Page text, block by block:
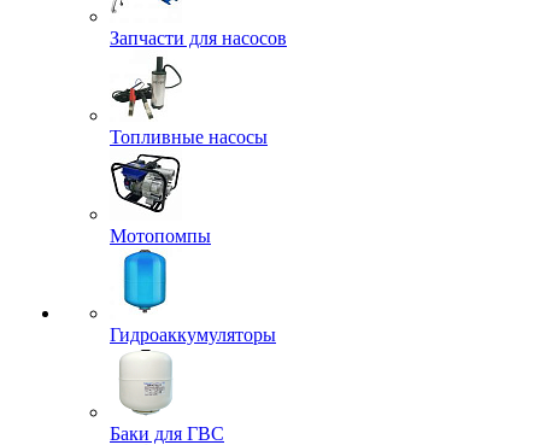
Запчасти для насосов
Топливные насосы
Мотопомпы
Гидроаккумуляторы
Баки для ГВС